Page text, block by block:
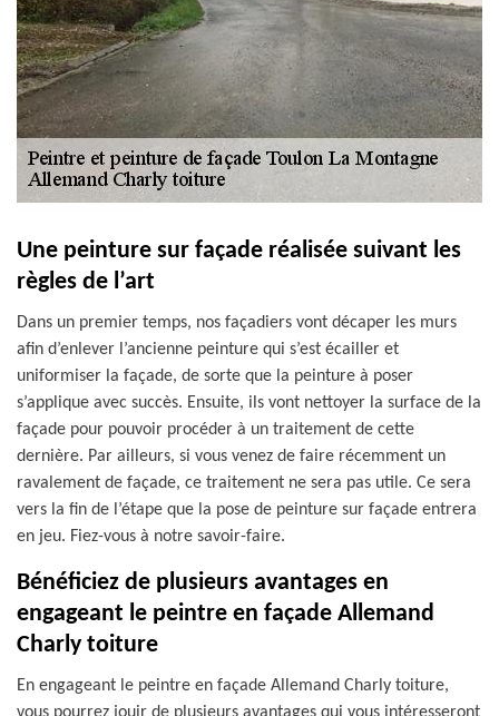
Une peinture sur façade réalisée suivant les
règles de l’art
Dans un premier temps, nos façadiers vont décaper les murs
afin d’enlever l’ancienne peinture qui s’est écailler et
uniformiser la façade, de sorte que la peinture à poser
s’applique avec succès. Ensuite, ils vont nettoyer la surface de la
façade pour pouvoir procéder à un traitement de cette
dernière. Par ailleurs, si vous venez de faire récemment un
ravalement de façade, ce traitement ne sera pas utile. Ce sera
vers la fin de l’étape que la pose de peinture sur façade entrera
en jeu. Fiez-vous à notre savoir-faire.
Bénéficiez de plusieurs avantages en
engageant le peintre en façade Allemand
Charly toiture
En engageant le peintre en façade Allemand Charly toiture,